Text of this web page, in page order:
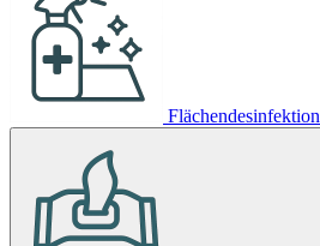
Flächendesinfektion